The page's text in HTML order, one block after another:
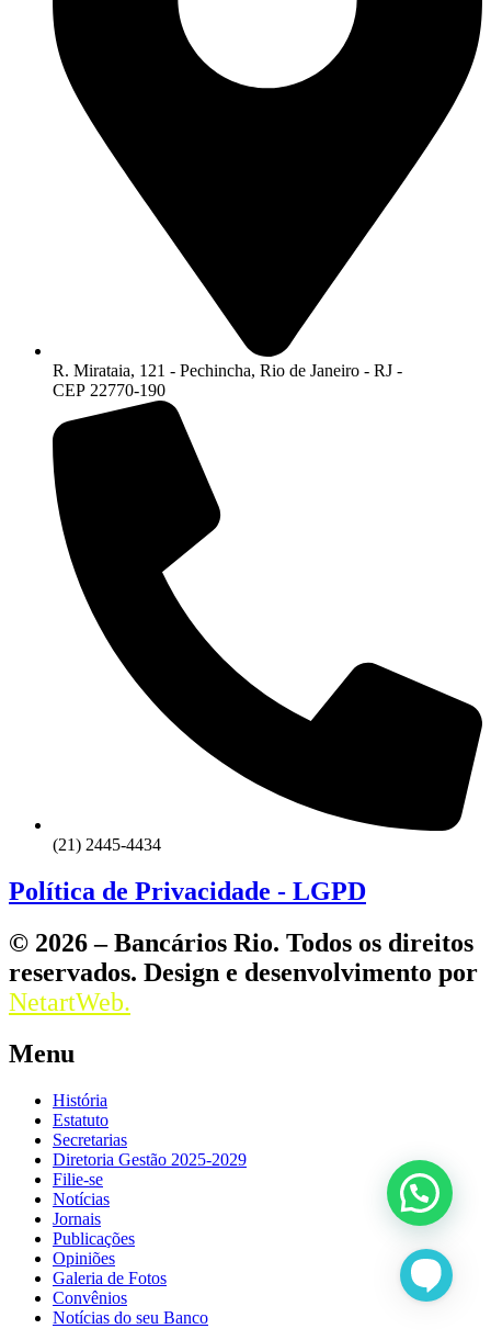
R. Mirataia, 121 - Pechincha, Rio de Janeiro - RJ -
CEP 22770-190
(21) 2445-4434
Política de Privacidade - LGPD
© 2026 – Bancários Rio. Todos os direitos
reservados. Design e desenvolvimento por
NetartWeb.
Menu
História
Estatuto
Secretarias
Diretoria Gestão 2025-2029
Filie-se
Notícias
Jornais
Publicações
Opiniões
Galeria de Fotos
Convênios
Notícias do seu Banco